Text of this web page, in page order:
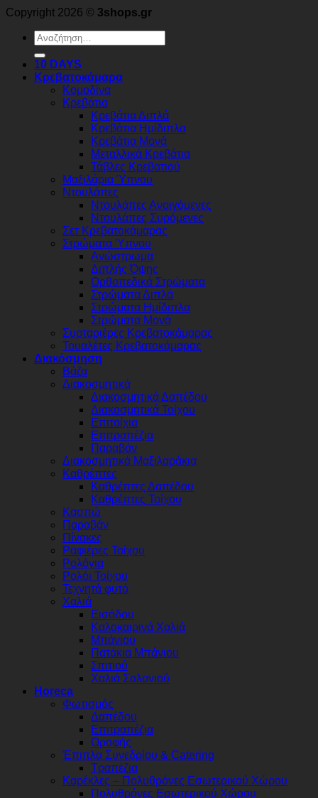
Copyright 2026 © 3shops.gr
Αναζήτηση
για:
10 DAYS
Κρεβατοκάμαρα
Κομοδίνα
Κρεβάτια
Κρεβάτια Διπλά
Κρεβάτια Ημίδιπλα
Κρεβάτια Μονά
Μεταλλικά Κρεβάτια
Τάβλες Κρεβατιού
Μαξιλάρια Ύπνου
Ντουλάπες
Ντουλάπες Ανοιγόμενες
Ντουλάπες Συρόμενες
Σετ Κρεβατοκάμαρας
Στρώματα Ύπνου
Ανώστρωμα
Διπλής Όψης
Ορθοπεδικά Στρώματα
Στρώματα Διπλά
Στρώματα Ημίδιπλα
Στρώματα Μονά
Συρταριέρες Κρεβατοκάμαρας
Τουαλέτες Κρεβατοκάμαρας
Διακόσμηση
Βάζα
Διακοσμητικά
Διακοσμητικά Δαπέδου
Διακοσμητικά Τοίχου
Επιτοίχια
Επιτραπέζια
Παραβάν
Διακοσμητικά Μαξιλαράκια
Καθρέπτες
Καθρέπτες Δαπέδου
Καθρέπτες Τοίχου
Κασπώ
Παραβάν
Πίνακες
Ραφιέρες Τοίχου
Ρολόγια
Ρολόι Τοίχου
Τεχνητά φυτά
Χαλιά
Εισόδου
Καλοκαιρινά Χαλιά
Μπάνιου
Πατάκια Μπάνιου
Σπιτιού
Χαλιά Σαλονιού
Horeca
Φωτισμός
Δαπέδου
Επιτραπέζια
Οροφής
Έπιπλα Συνεδρίου & Catering
Τραπέζια
Καρέκλες – Πολυθρόνες Εσωτερικού Χώρου
Πολυθρόνες Εσωτερικού Χώρου